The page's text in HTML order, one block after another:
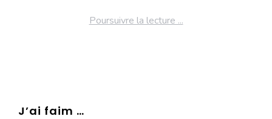
Poursuivre la lecture ...
J’ai faim …